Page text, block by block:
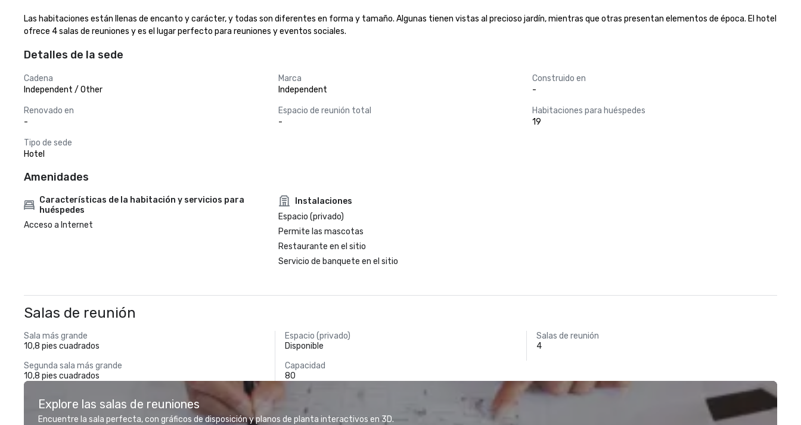
Las habitaciones están llenas de encanto y carácter, y todas son diferentes en forma y tamaño. Algunas tienen vistas al precioso jardín, mientras que otras presentan elementos de época. El hotel
ofrece 4 salas de reuniones y es el lugar perfecto para reuniones y eventos sociales.
Detalles de la sede
Cadena
Independent / Other
Marca
Independent
Construido en
-
Renovado en
-
Espacio de reunión total
-
Habitaciones para huéspedes
19
Tipo de sede
Hotel
Amenidades
Características de la habitación y servicios para
huéspedes
Acceso a Internet
Instalaciones
Espacio (privado)
Permite las mascotas
Restaurante en el sitio
Servicio de banquete en el sitio
Salas de reunión
Sala más grande
10,8 pies cuadrados
Espacio (privado)
Disponible
Salas de reunión
4
Segunda sala más grande
10,8 pies cuadrados
Capacidad
80
Explore las salas de reuniones
Encuentre la sala perfecta, con gráficos de disposición y planos de planta interactivos en 3D.